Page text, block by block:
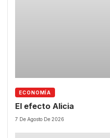
ECONOMÍA
El efecto Alicia
7 De Agosto De 2026